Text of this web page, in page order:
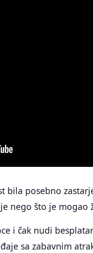
bila posebno
nego što je mogao
i čak nudi
sa zabavnim